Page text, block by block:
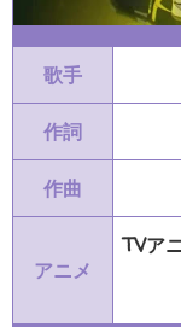
歌手
作詞
作曲
アニメ
TVア